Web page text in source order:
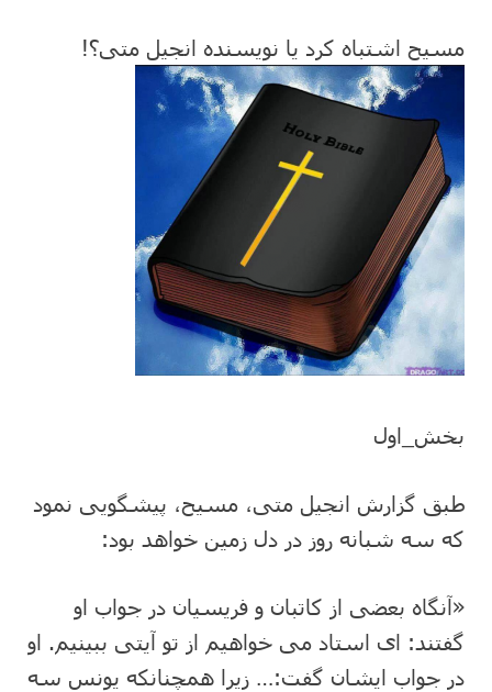
مسیح اشتباه کرد یا نویسنده انجیل متی؟!
بخش_اول
طبق گزارش انجیل متی، مسیح، پیشگویی نمود
که سه شبانه روز در دل زمین خواهد بود:
«آنگاه بعضی از کاتبان و فریسیان در جواب او
گفتند: ای استاد می خواهیم از تو آیتی ببینیم. او
در جواب ایشان گفت:… زیرا همچنانکه یونس سه